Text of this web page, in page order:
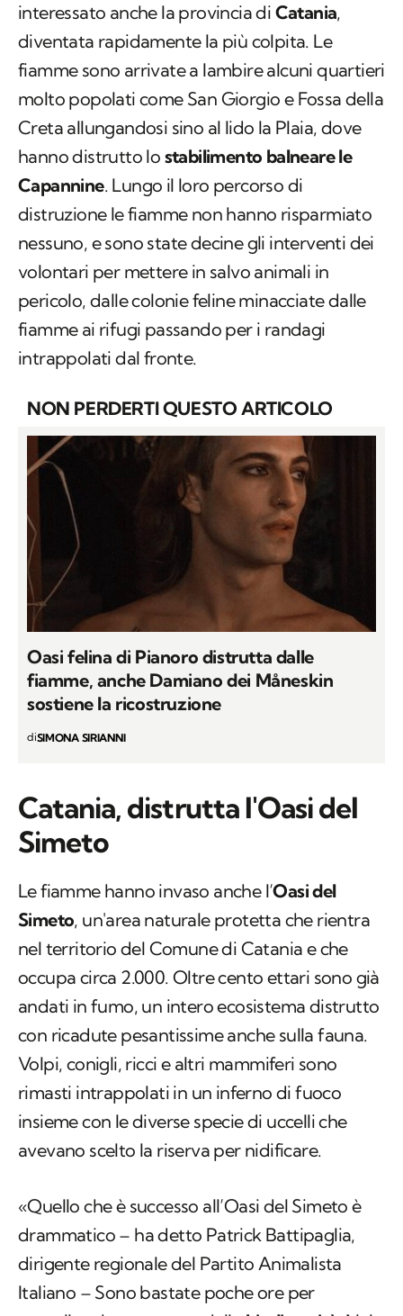
interessato anche la provincia di Catania,
diventata rapidamente la più colpita. Le
fiamme sono arrivate a lambire alcuni quartieri
molto popolati come San Giorgio e Fossa della
Creta allungandosi sino al lido la Plaia, dove
hanno distrutto lo stabilimento balneare le
Capannine. Lungo il loro percorso di
distruzione le fiamme non hanno risparmiato
nessuno, e sono state decine gli interventi dei
volontari per mettere in salvo animali in
pericolo, dalle colonie feline minacciate dalle
fiamme ai rifugi passando per i randagi
intrappolati dal fronte.
NON PERDERTI QUESTO ARTICOLO
Oasi felina di Pianoro distrutta dalle
fiamme, anche Damiano dei Måneskin
sostiene la ricostruzione
diSIMONA SIRIANNI
Catania, distrutta l'Oasi del
Simeto
Le fiamme hanno invaso anche l’Oasi del
Simeto, un'area naturale protetta che rientra
nel territorio del Comune di Catania e che
occupa circa 2.000. Oltre cento ettari sono già
andati in fumo, un intero ecosistema distrutto
con ricadute pesantissime anche sulla fauna.
Volpi, conigli, ricci e altri mammiferi sono
rimasti intrappolati in un inferno di fuoco
insieme con le diverse specie di uccelli che
avevano scelto la riserva per nidificare.
«Quello che è successo all’Oasi del Simeto è
drammatico – ha detto Patrick Battipaglia,
dirigente regionale del Partito Animalista
Italiano – Sono bastate poche ore per